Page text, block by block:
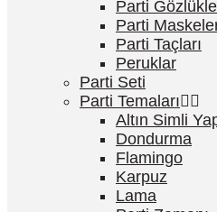
Parti
Parti
Parti Taçları
Peruklar
Parti Seti
Parti Temaları
Altın Simli
Dondurma
Flamingo
Karpuz
Lama